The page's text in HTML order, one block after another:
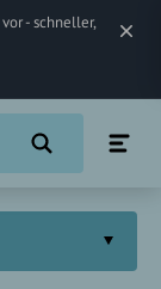
- schneller,